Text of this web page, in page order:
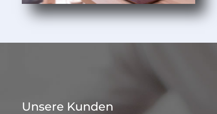
Unsere Kunden